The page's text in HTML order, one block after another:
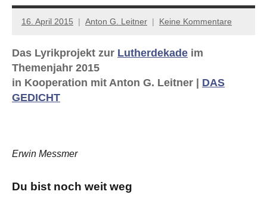
16. April 2015 Anton G. Leitner Keine Kommentare
Das Lyrikprojekt zur Lutherdekade im
Themenjahr 2015
in Kooperation mit Anton G. Leitner | DAS
GEDICHT
Erwin Messmer
Du bist noch weit weg